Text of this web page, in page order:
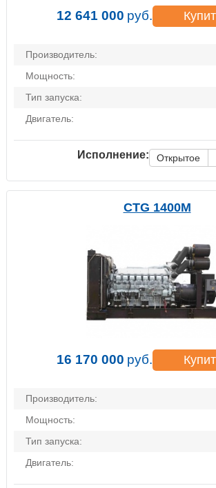
12 641 000 руб.
Производитель:
Мощность:
Тип запуска:
Двигатель:
Исполнение: Открытое
CTG 1400M
16 170 000 руб.
Производитель:
Мощность:
Тип запуска:
Двигатель: